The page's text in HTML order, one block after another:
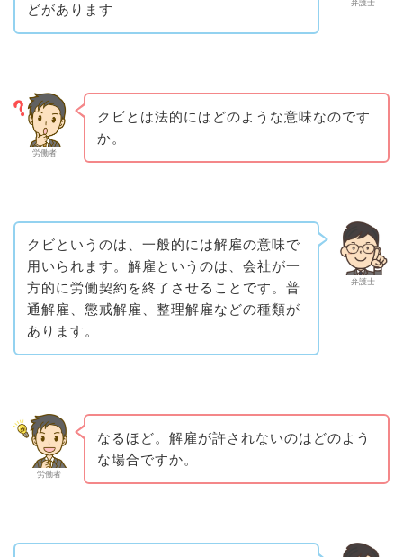
弁護士
どがあります
労働者
クビとは法的にはどのような意味なのです
か。
弁護士
クビというのは、一般的には解雇の意味で
用いられます。解雇というのは、会社が一
方的に労働契約を終了させることです。普
通解雇、懲戒解雇、整理解雇などの種類が
あります。
労働者
なるほど。解雇が許されないのはどのよう
な場合ですか。